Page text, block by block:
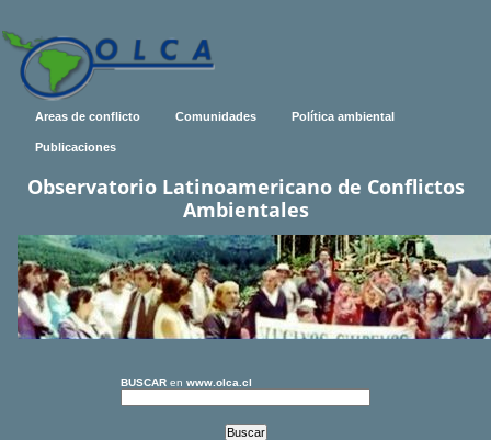
Areas de conflicto Comunidades Política ambiental
Publicaciones
Observatorio Latinoamericano de Conflictos
Ambientales
BUSCAR en www.olca.cl